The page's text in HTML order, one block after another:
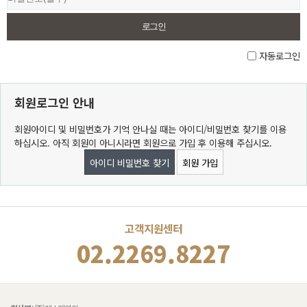
자동로그인
회원로그인 안내
회원아이디 및 비밀번호가 기억 안나실 때는 아이디/비밀번호 찾기를 이용
하십시오. 아직 회원이 아니시라면 회원으로 가입 후 이용해 주십시오.
아이디 비밀번호 찾기
회원 가입
고객지원센터
02.2269.8227